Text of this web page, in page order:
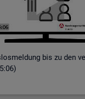
bis zu den